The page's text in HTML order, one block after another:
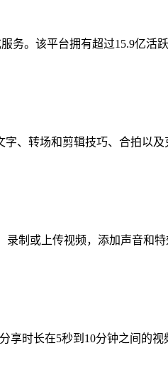
务。该平台拥有超过15.9亿
字、转场和剪辑技巧、合拍以
录制或上传视频，添加声音和
享时长在5秒到10分钟之间的